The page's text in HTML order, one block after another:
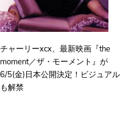
チャーリーxcx、最新映画『the
moment／ザ・モーメント』が
6/5(金)日本公開決定！ビジュアル
も解禁